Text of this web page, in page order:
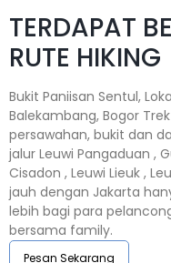
TERDAPAT
RUTE HIKING
Bukit Paniisan Sentul,
Balekambang, Bogor
persawahan, bukit dan
jalur Leuwi Pangaduan ,
Cisadon , Leuwi Lieuk ,
jauh dengan Jakarta
lebih bagi para
bersama family.
Pesan Sekarang